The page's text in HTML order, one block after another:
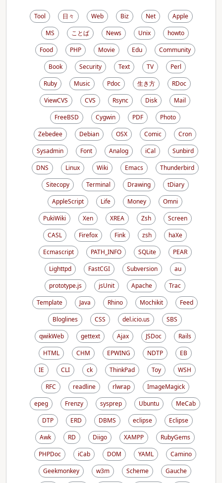
Tool 日々 Web Biz Net
Apple
MS
ことば News Unix
howto
Food
PHP Movie Edu
Community
Book
Security Text TV
Perl
Ruby
Music Pdoc 生き方
RDoc
ViewCVS
CVS Rsync Disk
Mail
FreeBSD
Cygwin PDF
Photo
Zebedee
Debian OSX Comic
Cron
Sysadmin
Font Analog iCal
Sunbird
DNS
Linux Wiki Emacs
Thunderbird
Sitecopy
Terminal Drawing
tDiary
AppleScript
Life Money
Omni
PukiWiki
Xen XREA Zsh
Screen
CASL
Firefox Fink zsh
haXe
Ecmascript
PATH_INFO SQLite
PEAR
Lighttpd
FastCGI Subversion
au
prototype.js
jsUnit Apache
Trac
Template
Java Rhino Mochikit
Feed
Bloglines
CSS del.icio.us
SBS
qwikWeb
gettext Ajax JSDoc
Rails
HTML
CHM EPWING NDTP
EB
IE
CLI ck ThinkPad Toy
WSH
RFC
readline rlwrap
ImageMagick
epeg
Frenzy sysprep Ubuntu
MeCab
DTP
ERD DBMS eclipse
Eclipse
Awk
RD Diigo XAMPP
RubyGems
PHPDoc
iCab DOM YAML
Camino
Geekmonkey
w3m Scheme
Gauche